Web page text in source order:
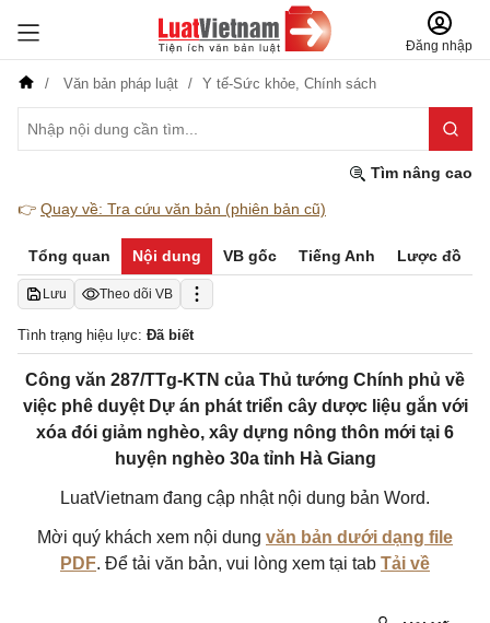
Đăng nhập
Văn bản pháp luật Y tế-Sức khỏe, Chính sách
Tìm nâng cao
👉 Quay về: Tra cứu văn bản (phiên bản cũ)
Tổng quan Nội dung VB gốc Tiếng Anh Lược đồ
Lưu Theo dõi VB
Tình trạng hiệu lực: Đã biết
Công văn 287/TTg-KTN của Thủ tướng Chính phủ về
việc phê duyệt Dự án phát triển cây dược liệu gắn với
xóa đói giảm nghèo, xây dựng nông thôn mới tại 6
huyện nghèo 30a tỉnh Hà Giang
LuatVietnam đang cập nhật nội dung bản Word.
Mời quý khách xem nội dung văn bản dưới dạng file
PDF. Để tải văn bản, vui lòng xem tại tab Tải về